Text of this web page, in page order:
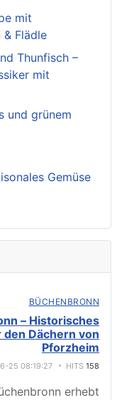
mit
Flädle
Thunfisch –
mit
und grünem
Gemüse
BÜCHENBRONN
– Historisches
Dächern von
Pforzheim
25 08:19:27 HITS 158
erhebt